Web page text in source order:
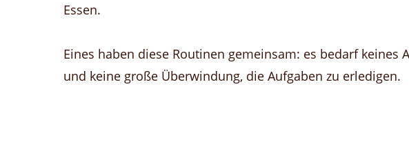
Essen.
Eines haben diese Routinen gemeinsam: es bedarf keines
und keine große Überwindung, die Aufgaben zu erledigen.